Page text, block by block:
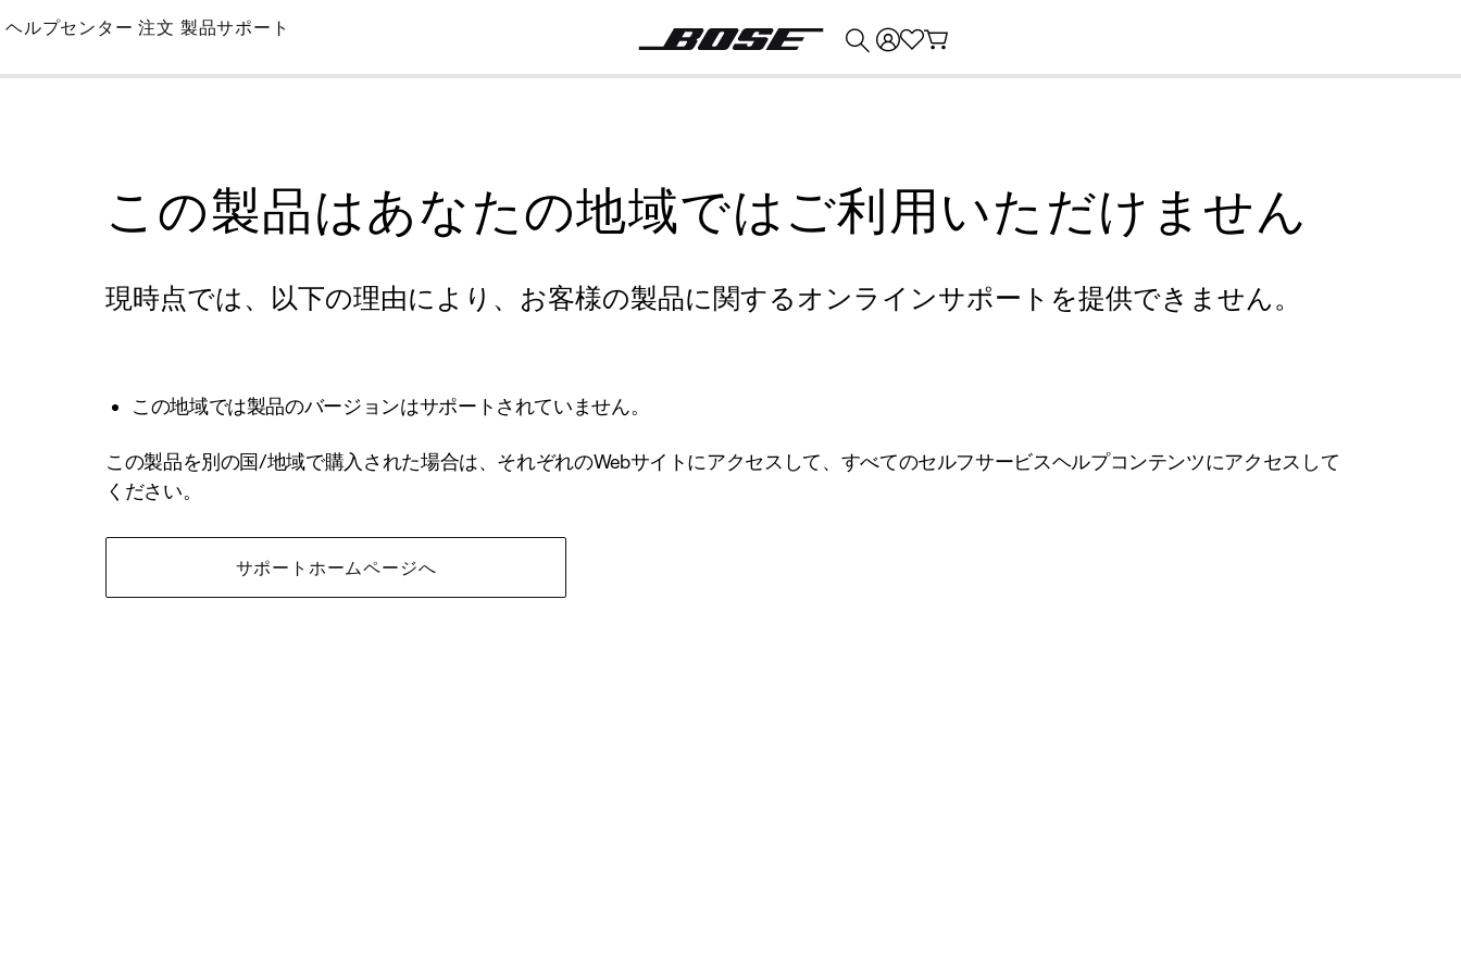
Skip
Main
ヘルプセンター 注文 製品サポート
この製品はあなたの地域ではご利用いただけません
現時点では、以下の理由により、お客様の製品に関するオンラインサポートを提供できません。
この地域では製品のバージョンはサポートされていません。
この製品を別の国/地域で購入された場合は、それぞれのWebサイトにアクセスして、すべてのセルフサービスヘルプコンテンツにアクセスして
ください。
サポートホームページへ